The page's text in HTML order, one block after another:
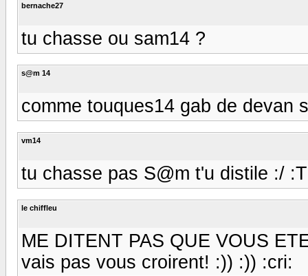
bernache27
tu chasse ou sam14 ?
s@m 14
comme touques14 gab de devan
vm14
tu chasse pas S@m t'u distile :/
le chiffleu
ME DITENT PAS QUE VOUS
vais pas vous croirent! :)) :)) :cri: